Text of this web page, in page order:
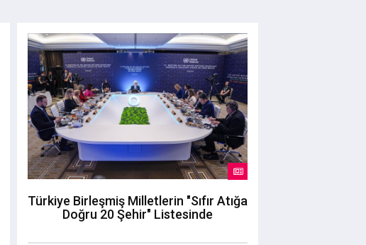
Türkiye Birleşmiş Milletlerin "Sıfır Atığa
Doğru 20 Şehir" Listesinde